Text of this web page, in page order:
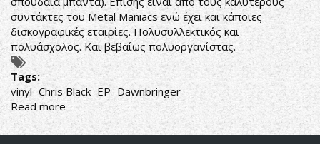
συντάκτες του Metal Maniacs ενώ έχει και κάποιες
δισκογραφικές εταιρίες. Πολυσυλλεκτικός και
πολυάσχολος. Και βεβαίως πολυοργανίστας.
Tags:
vinyl Chris Black EP Dawnbringer
Read more about
Κέφια
και